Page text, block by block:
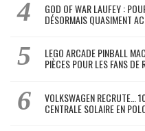
GOD OF WAR LAUFEY :
DÉSORMAIS QUASIMENT
LEGO ARCADE PINBALL
PIÈCES POUR LES FANS DE
VOLKSWAGEN RECRUTE…
CENTRALE SOLAIRE EN